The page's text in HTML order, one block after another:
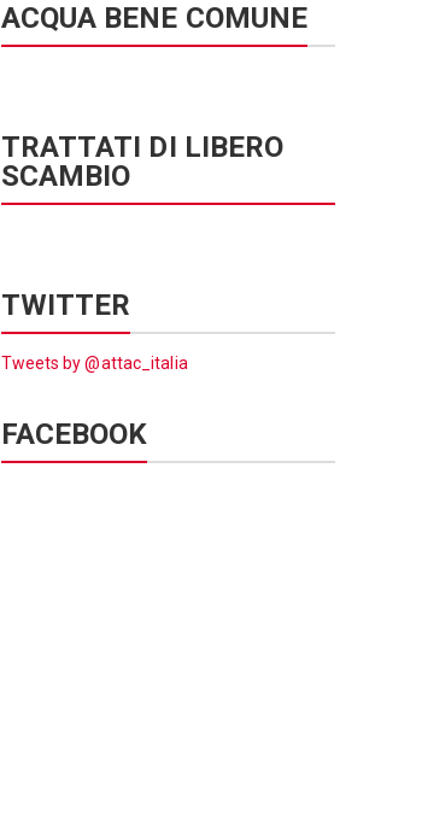
ACQUA BENE COMUNE
TRATTATI DI LIBERO
SCAMBIO
TWITTER
Tweets by @attac_italia
FACEBOOK